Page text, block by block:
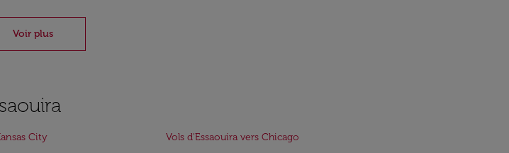
Voir plus
City
Vols d'Essaouira vers Chicago